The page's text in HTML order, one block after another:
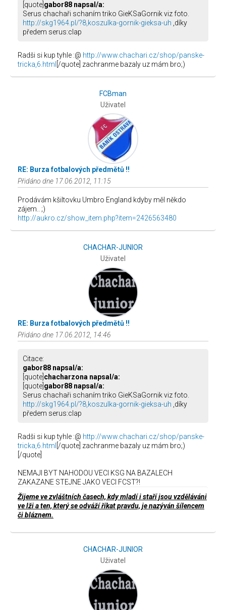
[quote] gabor88 napsal/a:
Serus chachaři schaním triko GieKSaGornik viz foto.
http://skg1964.pl/?8,koszulka-gornik-gieksa-uh ,díky
předem serus:clap
Radši si kup tyhle :@ http://www.chachari.cz/shop/panske-
tricka,6.html [/quote] zachranme bazaly uz mám bro;)
FCBman
Uživatel
RE: Burza fotbalových předmětů !!
Přidáno dne 17.06.2012, 11:15
Prodávám kšiltovku Umbro England kdyby měl někdo
zájem.. ;)
http://aukro.cz/show_item.php?item=2426563480
CHACHAR-JUNIOR
Uživatel
RE: Burza fotbalových předmětů !!
Přidáno dne 17.06.2012, 14:46
Citace:
gabor88 napsal/a:
[quote] chacharzona napsal/a:
[quote] gabor88 napsal/a:
Serus chachaři schaním triko GieKSaGornik viz foto.
http://skg1964.pl/?8,koszulka-gornik-gieksa-uh ,díky
předem serus:clap
Radši si kup tyhle :@ http://www.chachari.cz/shop/panske-
tricka,6.html [/quote] zachranme bazaly uz mám bro;)
[/quote]
NEMAJI BYT NAHODOU VECI KSG NA BAZALECH
ZAKAZANE STEJNE JAKO VECI FCST?!
Žijeme ve zvláštních časech, kdy mladí i staří jsou vzděláváni
ve lži a ten, který se odváží říkat pravdu, je nazýván šílencem
či bláznem.
CHACHAR-JUNIOR
Uživatel